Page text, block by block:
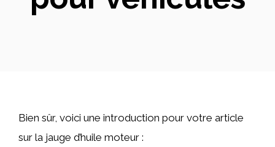
Bien sûr, voici une introduction pour votre article
sur la jauge d’huile moteur :